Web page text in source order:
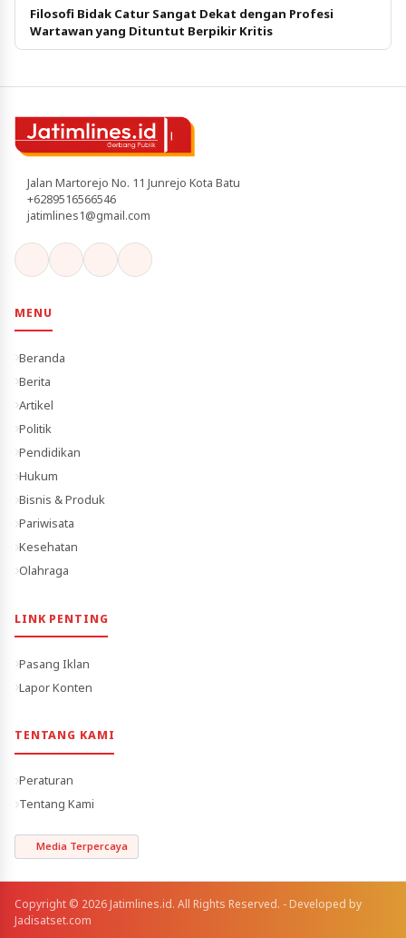
Filosofi Bidak Catur Sangat Dekat dengan Profesi
Wartawan yang Dituntut Berpikir Kritis
Jalan Martorejo No. 11 Junrejo Kota Batu
+6289516566546
jatimlines1@gmail.com
MENU
Beranda
Berita
Artikel
Politik
Pendidikan
Hukum
Bisnis & Produk
Pariwisata
Kesehatan
Olahraga
LINK PENTING
Pasang Iklan
Lapor Konten
TENTANG KAMI
Peraturan
Tentang Kami
Media Terpercaya
Copyright © 2026 Jatimlines.id. All Rights Reserved. - Developed by
Jadisatset.com